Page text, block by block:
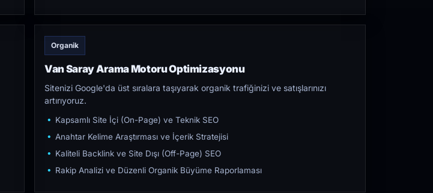
Organik
Van Saray Arama Motoru Optimizasyonu
Sitenizi Google'da üst sıralara taşıyarak organik trafiğinizi ve satışlarınızı
artırıyoruz.
Kapsamlı Site İçi (On-Page) ve Teknik SEO
Anahtar Kelime Araştırması ve İçerik Stratejisi
Kaliteli Backlink ve Site Dışı (Off-Page) SEO
Rakip Analizi ve Düzenli Organik Büyüme Raporlaması